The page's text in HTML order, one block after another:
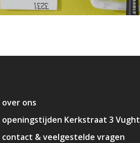
over ons
openingstijden Kerkstraat 3 Vught
contact & veelgestelde vragen